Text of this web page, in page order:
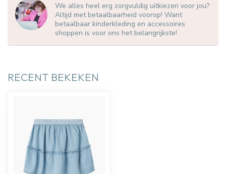
We alles heel erg zorgvuldig uitkiezen voor jou?
Altijd met betaalbaarheid voorop! Want
betaalbaar kinderkleding en accessoires
shoppen is voor ons het belangrijkste!
RECENT BEKEKEN